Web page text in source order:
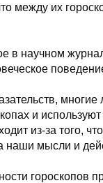
между их
в научном
и
из-за того,
наши мысли и
гороскопов